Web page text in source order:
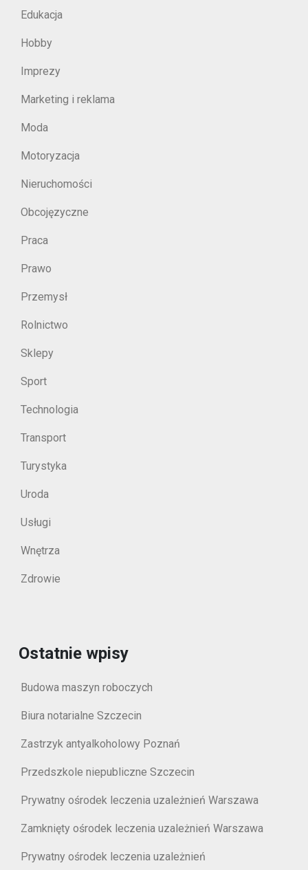
Edukacja
Hobby
Imprezy
Marketing i reklama
Moda
Motoryzacja
Nieruchomości
Obcojęzyczne
Praca
Prawo
Przemysł
Rolnictwo
Sklepy
Sport
Technologia
Transport
Turystyka
Uroda
Usługi
Wnętrza
Zdrowie
Ostatnie wpisy
Budowa maszyn roboczych
Biura notarialne Szczecin
Zastrzyk antyalkoholowy Poznań
Przedszkole niepubliczne Szczecin
Prywatny ośrodek leczenia uzależnień Warszawa
Zamknięty ośrodek leczenia uzależnień Warszawa
Prywatny ośrodek leczenia uzależnień